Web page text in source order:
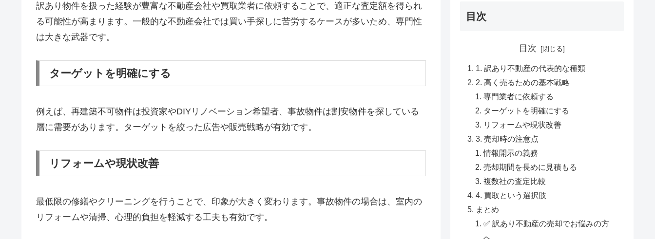
訳あり物件を扱った経験が豊富な不動産会社や買取業者に依頼することで、適正な査定額を得られ
る可能性が高まります。一般的な不動産会社では買い手探しに苦労するケースが多いため、専門性
は大きな武器です。
ターゲットを明確にする
例えば、再建築不可物件は投資家やDIYリノベーション希望者、事故物件は割安物件を探している
層に需要があります。ターゲットを絞った広告や販売戦略が有効です。
リフォームや現状改善
最低限の修繕やクリーニングを行うことで、印象が大きく変わります。事故物件の場合は、室内の
リフォームや清掃、心理的負担を軽減する工夫も有効です。
目次
目次
1. 訳あり不動産の代表的な種類
2. 高く売るための基本戦略
専門業者に依頼する
ターゲットを明確にする
リフォームや現状改善
3. 売却時の注意点
情報開示の義務
売却期間を長めに見積もる
複数社の査定比較
4. 買取という選択肢
まとめ
✅ 訳あり不動産の売却でお悩みの方